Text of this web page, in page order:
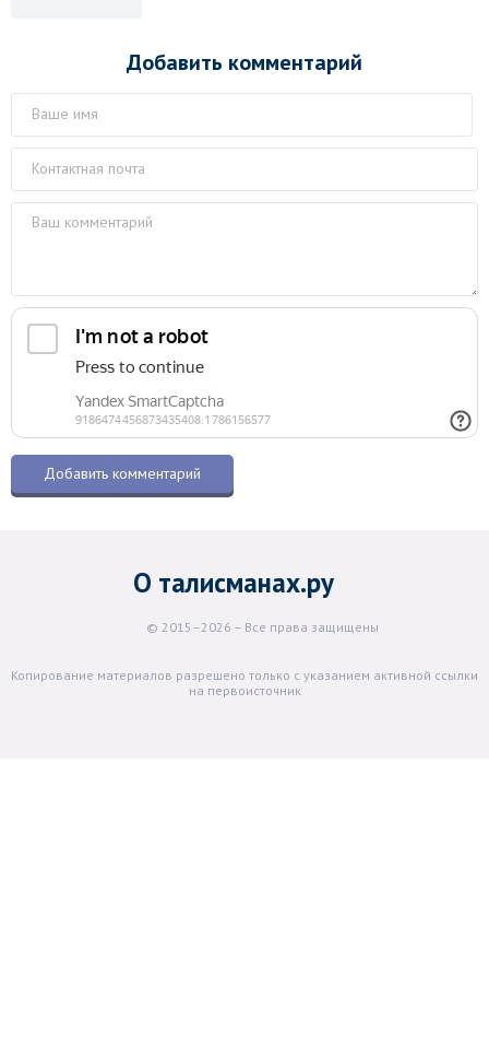
Добавить комментарий
О талисманах.ру
© 2015–2026 – Все права защищены
Копирование материалов разрешено только с указанием активной ссылки
на первоисточник